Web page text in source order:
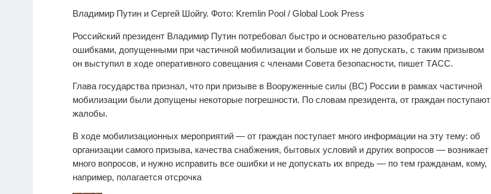
Владимир Путин и Сергей Шойгу. Фото: Kremlin Pool / Global Look Press
Российский президент Владимир Путин потребовал быстро и основательно разобраться с
ошибками, допущенными при частичной мобилизации и больше их не допускать, с таким призывом
он выступил в ходе оперативного совещания с членами Совета безопасности, пишет ТАСС.
Глава государства признал, что при призыве в Вооруженные силы (ВС) России в рамках частичной
мобилизации были допущены некоторые погрешности. По словам президента, от граждан поступают
жалобы.
В ходе мобилизационных мероприятий — от граждан поступает много информации на эту тему: об
организации самого призыва, качества снабжения, бытовых условий и других вопросов — возникает
много вопросов, и нужно исправить все ошибки и не допускать их впредь — по тем гражданам, кому,
например, полагается отсрочка